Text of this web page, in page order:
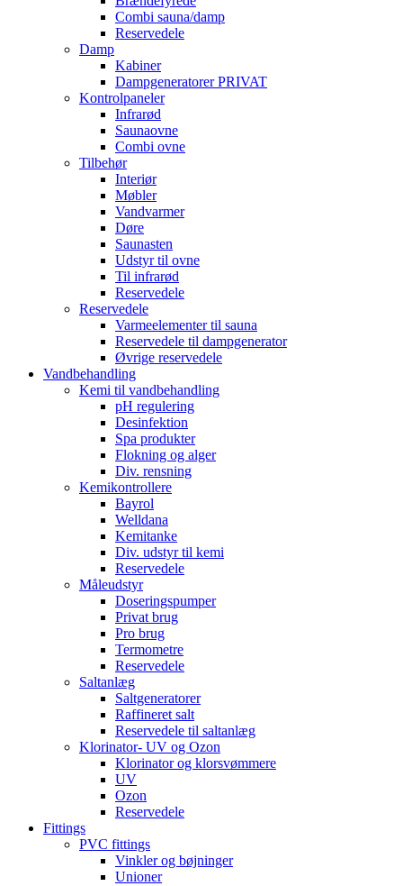
Combi sauna/damp
Reservedele
Damp
Kabiner
Dampgeneratorer PRIVAT
Kontrolpaneler
Infrarød
Saunaovne
Combi ovne
Tilbehør
Interiør
Møbler
Vandvarmer
Døre
Saunasten
Udstyr til ovne
Til infrarød
Reservedele
Reservedele
Varmeelementer til sauna
Reservedele til dampgenerator
Øvrige reservedele
Vandbehandling
Kemi til vandbehandling
pH regulering
Desinfektion
Spa produkter
Flokning og alger
Div. rensning
Kemikontrollere
Bayrol
Welldana
Kemitanke
Div. udstyr til kemi
Reservedele
Måleudstyr
Doseringspumper
Privat brug
Pro brug
Termometre
Reservedele
Saltanlæg
Saltgeneratorer
Raffineret salt
Reservedele til saltanlæg
Klorinator- UV og Ozon
Klorinator og klorsvømmere
UV
Ozon
Reservedele
Fittings
PVC fittings
Vinkler og bøjninger
Unioner